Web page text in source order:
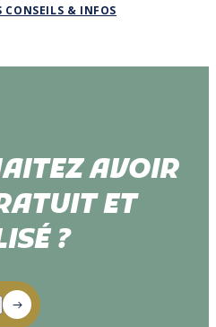
CONSEILS & INFOS
AVOIR
ET
?